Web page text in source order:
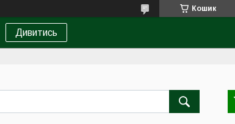
Кошик
Дивитись